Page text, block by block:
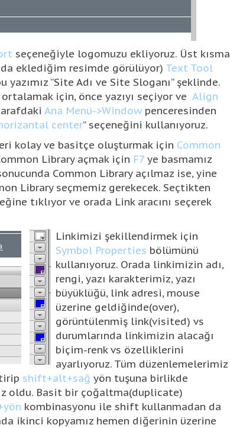
seçeneğiyle logomuzu ekliyoruz. Üst kısma
eklediğim resimde görülüyor) Text Tool
yazımız “Site Adı ve Site Sloganı” şeklinde.
için, önce yazıyı seçiyor ve Align
Ana Menü->Window penceresinden
center” seçeneğini kullanıyoruz.
kolay ve basitçe oluşturmak için Common
Library açmak için F7 ye basmamız
Common Library açılmaz ise, yine
Library seçmemiz gerekecek. Seçtikten
tıklıyor ve orada Link aracını seçerek
Linkimizi şekillendirmek için
Symbol Properties bölümünü
kullanıyoruz. Orada linkimizin adı,
rengi, yazı karakterimiz, yazı
büyüklüğü, link adresi, mouse
üzerine geldiğinde(over),
görüntülenmiş link(visited) vs
durumlarında linkimizin alacağı
biçim-renk vs özelliklerini
ayarlıyoruz. Tüm düzenlemelerimiz
shift+alt+sağ yön tuşuna birlikde
oldu. Basit bir çoğaltma(duplicate)
kombinasyonu ile shift kullanmadan da
ikinci kopyamız hemen diğerinin üzerine